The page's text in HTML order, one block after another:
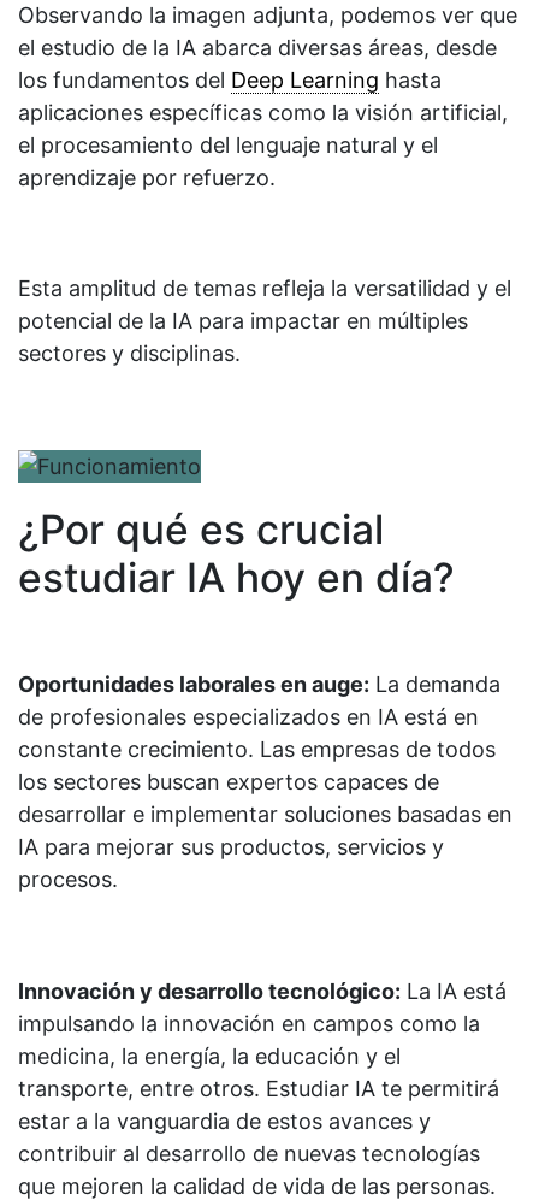
Observando la imagen adjunta, podemos ver que
el estudio de la IA abarca diversas áreas, desde
los fundamentos del Deep Learning hasta
aplicaciones específicas como la visión artificial,
el procesamiento del lenguaje natural y el
aprendizaje por refuerzo.
Esta amplitud de temas refleja la versatilidad y el
potencial de la IA para impactar en múltiples
sectores y disciplinas.
¿Por qué es crucial
estudiar IA hoy en día?
Oportunidades laborales en auge: La demanda
de profesionales especializados en IA está en
constante crecimiento. Las empresas de todos
los sectores buscan expertos capaces de
desarrollar e implementar soluciones basadas en
IA para mejorar sus productos, servicios y
procesos.
Innovación y desarrollo tecnológico: La IA está
impulsando la innovación en campos como la
medicina, la energía, la educación y el
transporte, entre otros. Estudiar IA te permitirá
estar a la vanguardia de estos avances y
contribuir al desarrollo de nuevas tecnologías
que mejoren la calidad de vida de las personas.